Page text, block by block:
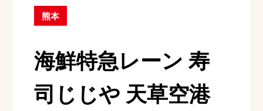
熊本
海鮮特急レーン 寿
司じじや 天草空港